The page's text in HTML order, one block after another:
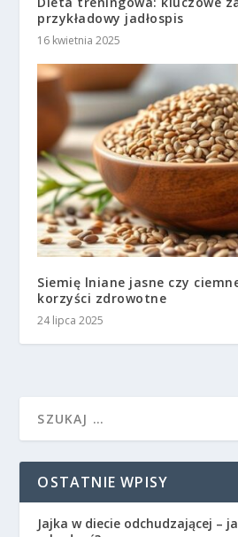
przykładowy jadłospis
16 kwietnia 2025
Siemię lniane jasne czy
korzyści zdrowotne
24 lipca 2025
OSTATNIE WPISY
Jajka w diecie odchudzającej –